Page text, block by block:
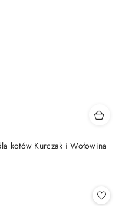
kotów Kurczak i Wołowina